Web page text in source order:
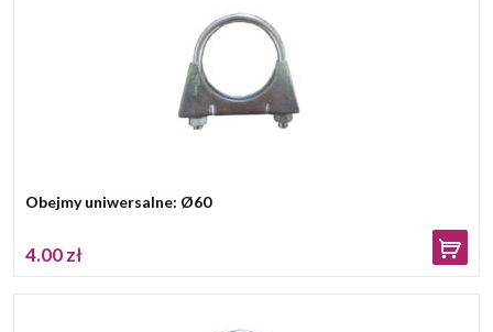
Obejmy uniwersalne: Ø60
4.00 zł